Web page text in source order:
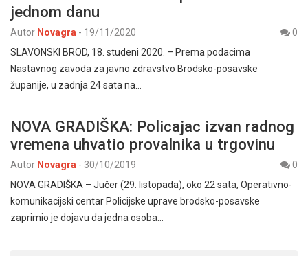
jednom danu
Autor Novagra - 19/11/2020
0
SLAVONSKI BROD, 18. studeni 2020. – Prema podacima
Nastavnog zavoda za javno zdravstvo Brodsko-posavske
županije, u zadnja 24 sata na…
NOVA GRADIŠKA: Policajac izvan radnog
vremena uhvatio provalnika u trgovinu
Autor Novagra - 30/10/2019
0
NOVA GRADIŠKA – Jučer (29. listopada), oko 22 sata, Operativno-
komunikacijski centar Policijske uprave brodsko-posavske
zaprimio je dojavu da jedna osoba…